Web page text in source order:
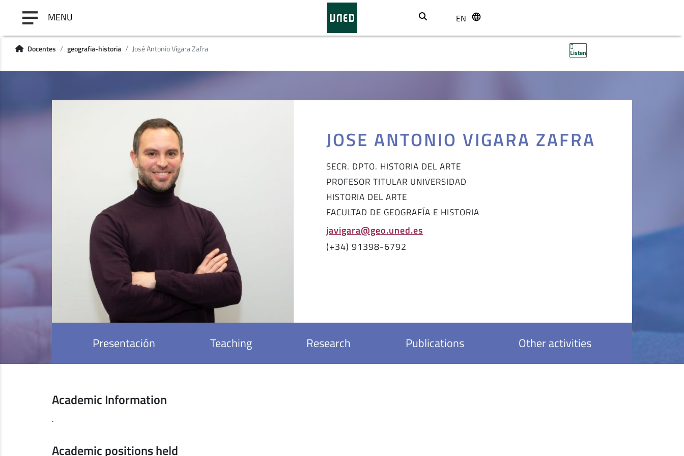
MENU BuscarEN
Docentes geografia-historia José Antonio Vigara Zafra Listen
Presentación Teaching Research Publications Other activities
JOSE ANTONIO VIGARA ZAFRA
SECR. DPTO. HISTORIA DEL ARTE
PROFESOR TITULAR UNIVERSIDAD
HISTORIA DEL ARTE
FACULTAD DE GEOGRAFÍA E HISTORIA
javigara@geo.uned.es
(+34) 91398-6792
Academic Information
.
Academic positions held